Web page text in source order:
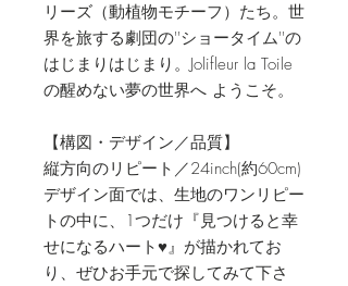
リーズ（動植物モチーフ）たち。世
界を旅する劇団の''ショータイム''の
はじまりはじまり。Jolifleur la Toile
の醒めない夢の世界へ ようこそ。
【構図・デザイン／品質】
縦方向のリピート／24inch(約60cm)
デザイン面では、生地のワンリピー
トの中に、1つだけ『見つけると幸
せになるハート♥』が描かれてお
り、ぜひお手元で探してみて下さ